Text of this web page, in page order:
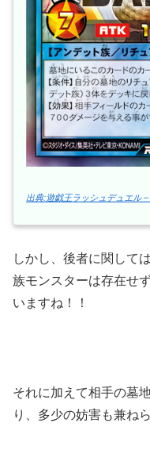
出典:遊戯王ラッシュデュエル –
しかし、後者に関して
族モンスターは存在せ
いますね！！
それに加えて相手の墓
り、多少の妨害も兼ね